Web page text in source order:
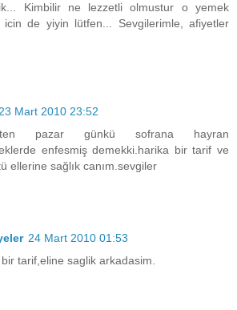
Kimbilir ne lezzetli olmustur o yemek
icin de yiyin lütfen... Sevgilerimle, afiyetler
23 Mart 2010 23:52
pazar günkü sofrana hayran
enfesmiş demekki.harika bir tarif ve
ellerine sağlık canım.sevgiler
24 Mart 2010 01:53
tarif,eline saglik arkadasim.